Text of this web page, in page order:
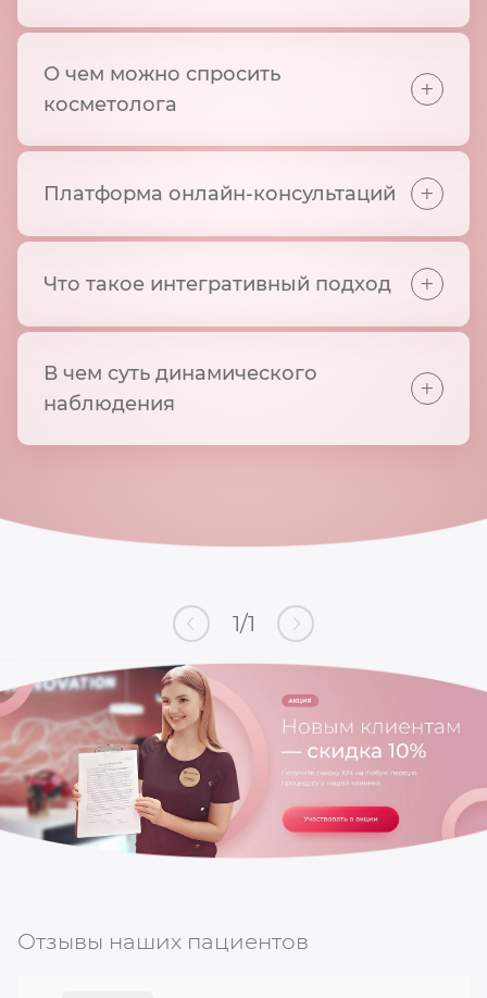
О чем можно спросить
косметолога
+
Платформа онлайн-консультаций +
Что такое интегративный подход +
В чем суть динамического
наблюдения
+
1/1
Отзывы наших пациентов